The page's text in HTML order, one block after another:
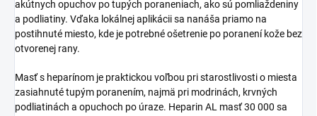
akútnych opuchov po tupých poraneniach, ako sú pomliaždeniny
a podliatiny. Vďaka lokálnej aplikácii sa nanáša priamo na
postihnuté miesto, kde je potrebné ošetrenie po poranení kože bez
otvorenej rany.
Masť s heparínom je praktickou voľbou pri starostlivosti o miesta
zasiahnuté tupým poranením, najmä pri modrinách, krvných
podliatinách a opuchoch po úraze. Heparin AL masť 30 000 sa